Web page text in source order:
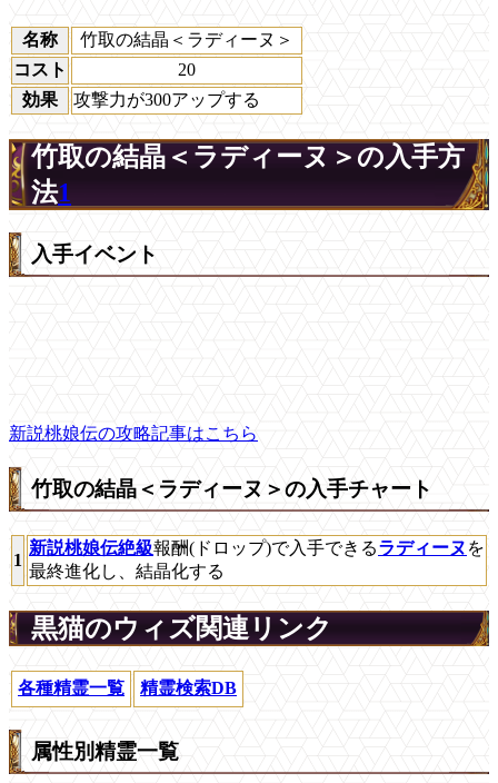
名称
竹取の結晶＜ラディーヌ＞
コスト
20
効果
攻撃力が300アップする
竹取の結晶＜ラディーヌ＞の入手方
法1
入手イベント
新説桃娘伝の攻略記事はこちら
竹取の結晶＜ラディーヌ＞の入手チャート
1
新説桃娘伝絶級報酬(ドロップ)で入手できるラディーヌ を
最終進化し、結晶化する
黒猫のウィズ関連リンク
各種精霊一覧 精霊検索DB
属性別精霊一覧